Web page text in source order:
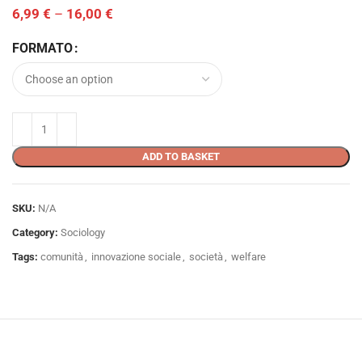
6,99 € – 16,00 €
FORMATO
ADD TO BASKET
SKU: N/A
Category: Sociology
Tags: comunità, innovazione sociale, società, welfare